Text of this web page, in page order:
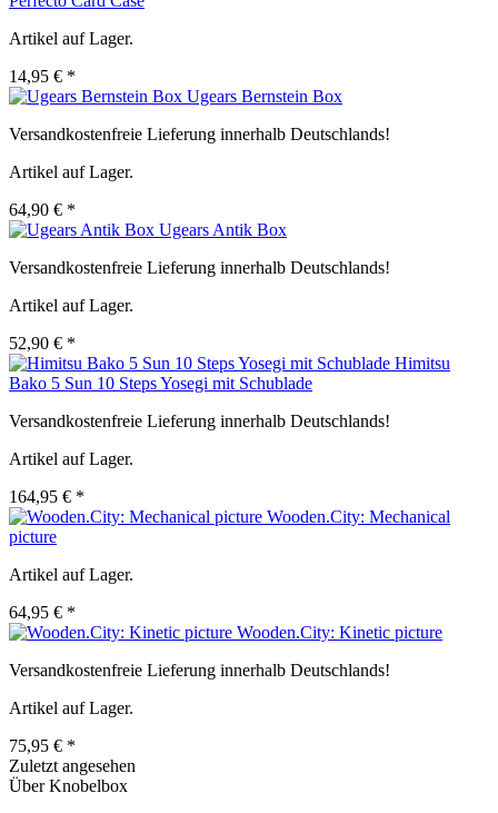
Artikel auf Lager.
14,95 € *
Ugears Bernstein Box
Versandkostenfreie Lieferung innerhalb Deutschlands!
Artikel auf Lager.
64,90 € *
Ugears Antik Box
Versandkostenfreie Lieferung innerhalb Deutschlands!
Artikel auf Lager.
52,90 € *
Himitsu
Bako 5 Sun 10 Steps Yosegi mit Schublade
Versandkostenfreie Lieferung innerhalb Deutschlands!
Artikel auf Lager.
164,95 € *
Wooden.City: Mechanical
picture
Artikel auf Lager.
64,95 € *
Wooden.City: Kinetic picture
Versandkostenfreie Lieferung innerhalb Deutschlands!
Artikel auf Lager.
75,95 € *
Zuletzt angesehen
Über Knobelbox